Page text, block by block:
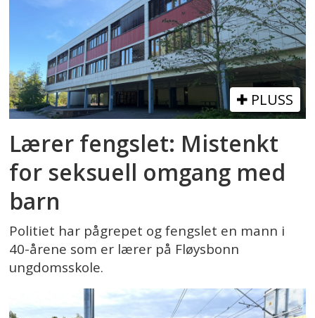
PLUSS
Lærer fengslet: Mistenkt
for seksuell omgang med
barn
Politiet har pågrepet og fengslet en mann i
40-årene som er lærer på Fløysbonn
ungdomsskole.